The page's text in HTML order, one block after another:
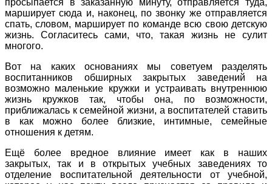
просыпается в заказанную минуту, отправляется туда,
марширует сюда и, наконец, по звонку же отправляется
спать, словом, марширует по команде всю свою детскую
жизнь. Согласитесь сами, что, такая жизнь не сулит
многого.
Вот на каких основаниях мы советуем разделять
воспитанников обширных закрытых заведений на
возможно маленькие кружки и устраивать внутреннюю
жизнь кружков так, чтобы она, по возможности,
приближалась к семейной жизни, а воспитателей ставить
в как можно более близкие, интимные, семейные
отношения к детям.
Ещё более вредное влияние имеет как в наших
закрытых, так и в открытых учебных заведениях то
отделение воспитательной деятельности от учебной,